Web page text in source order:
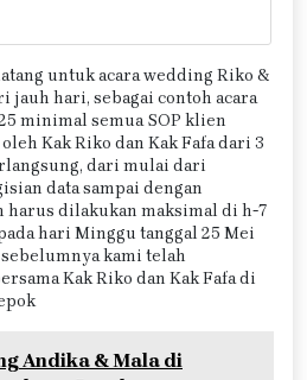
untuk acara wedding Riko &
jauh hari, sebagai contoh acara
minimal semua SOP klien
Kak Riko dan Kak Fafa dari 3
dari mulai dari
data sampai dengan
harus dilakukan maksimal di h-7
hari Minggu tanggal 25 Mei
kami telah
Kak Riko dan Kak Fafa di
Andika & Mala di